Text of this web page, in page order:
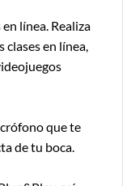
línea. Realiza
clases en línea,
que te
de tu boca.